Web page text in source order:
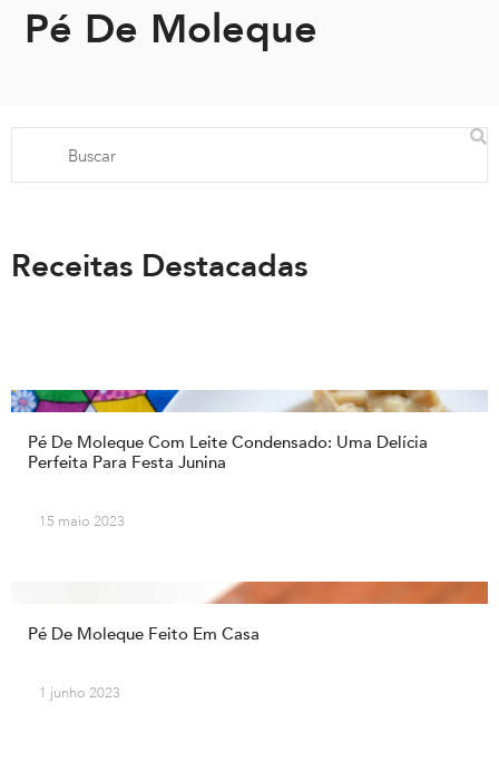
Pé De Moleque
Receitas Destacadas
Pé De Moleque Com Leite Condensado: Uma Delícia
Perfeita Para Festa Junina
15 maio 2023
Pé De Moleque Feito Em Casa
1 junho 2023